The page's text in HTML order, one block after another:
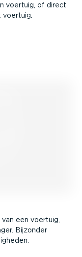
voertuig, of direct
voertuig.
een voertuig,
Bijzonder